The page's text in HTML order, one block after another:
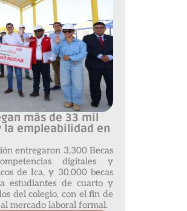
más de 33 mil
empleabilidad en
entregaron 3,300 Becas
digitales y
de Ica, y 30,000 becas
estudiantes de cuarto y
del colegio, con el fin de
mercado laboral formal.